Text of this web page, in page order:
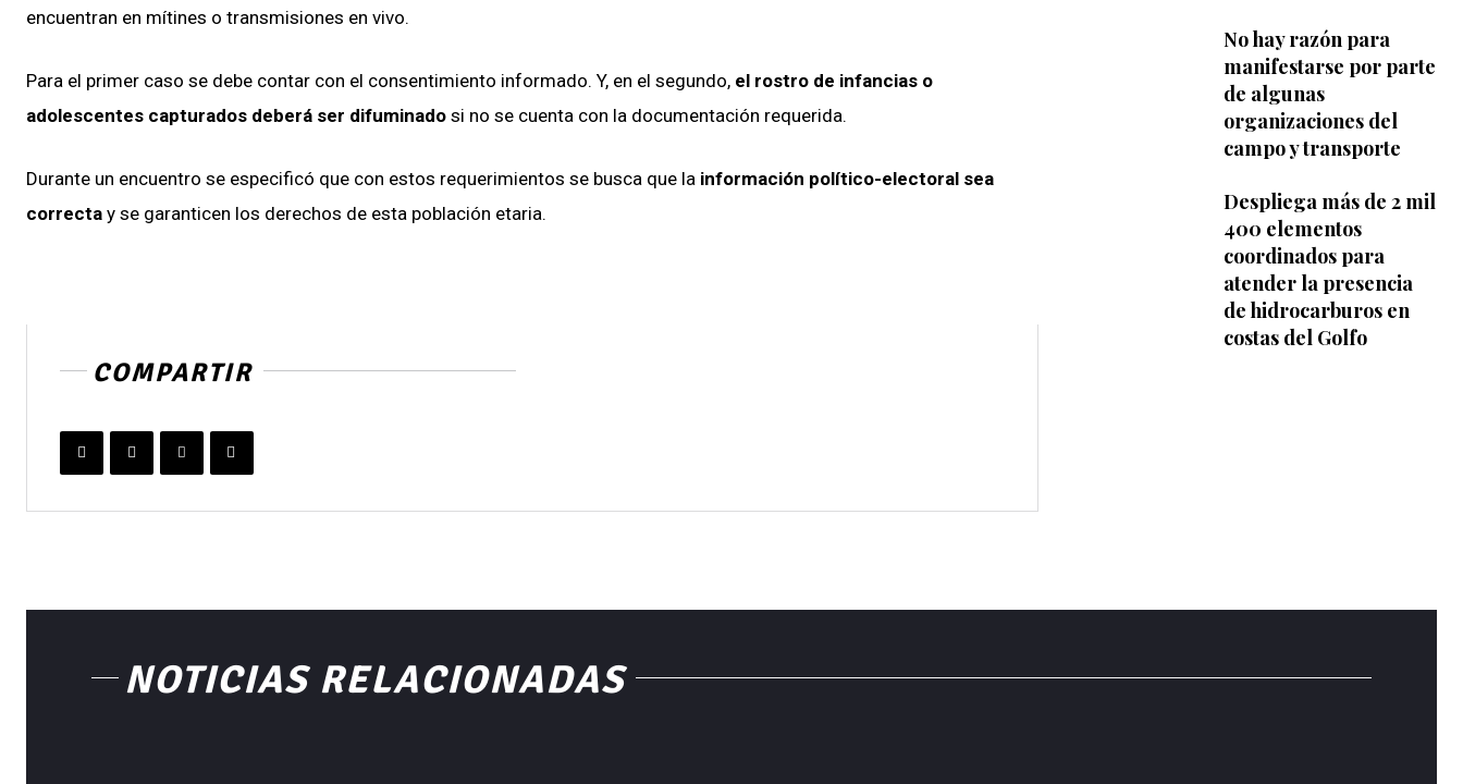
encuentran en mítines o transmisiones en vivo.
Para el primer caso se debe contar con el consentimiento informado. Y, en el segundo, el rostro de infancias o
adolescentes capturados deberá ser difuminado si no se cuenta con la documentación requerida.
Durante un encuentro se especificó que con estos requerimientos se busca que la información político-electoral sea
correcta y se garanticen los derechos de esta población etaria.
COMPARTIR
No hay razón para
manifestarse por parte
de algunas
organizaciones del
campo y transporte
Despliega más de 2 mil
400 elementos
coordinados para
atender la presencia
de hidrocarburos en
costas del Golfo
NOTICIAS RELACIONADAS